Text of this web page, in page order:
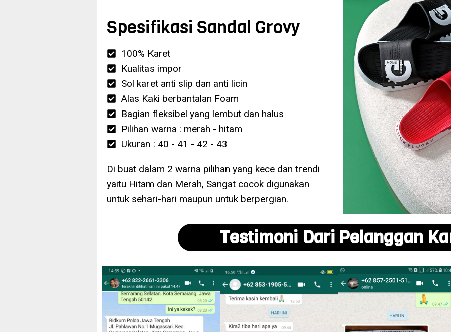
Spesifikasi Sandal Grovy
100% Karet
Kualitas impor
Sol karet anti slip dan anti licin
Alas Kaki berbantalan Foam
Bagian fleksibel yang lembut dan halus
Pilihan warna : merah - hitam
Ukuran : 40 - 41 - 42 - 43
Di buat dalam 2 warna pilihan yang kece dan trendi
yaitu Hitam dan Merah, Sangat cocok digunakan
untuk sehari-hari maupun untuk berpergian.
Testimoni Dari Pelanggan